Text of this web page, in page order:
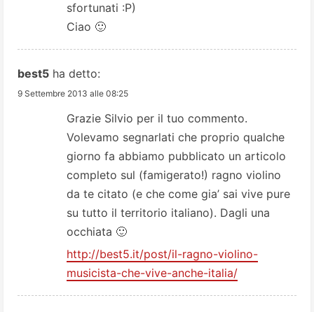
sfortunati :P)
Ciao 🙂
best5 ha detto:
9 Settembre 2013 alle 08:25
Grazie Silvio per il tuo commento.
Volevamo segnarlati che proprio qualche
giorno fa abbiamo pubblicato un articolo
completo sul (famigerato!) ragno violino
da te citato (e che come gia’ sai vive pure
su tutto il territorio italiano). Dagli una
occhiata 🙂
http://best5.it/post/il-ragno-violino-
musicista-che-vive-anche-italia/